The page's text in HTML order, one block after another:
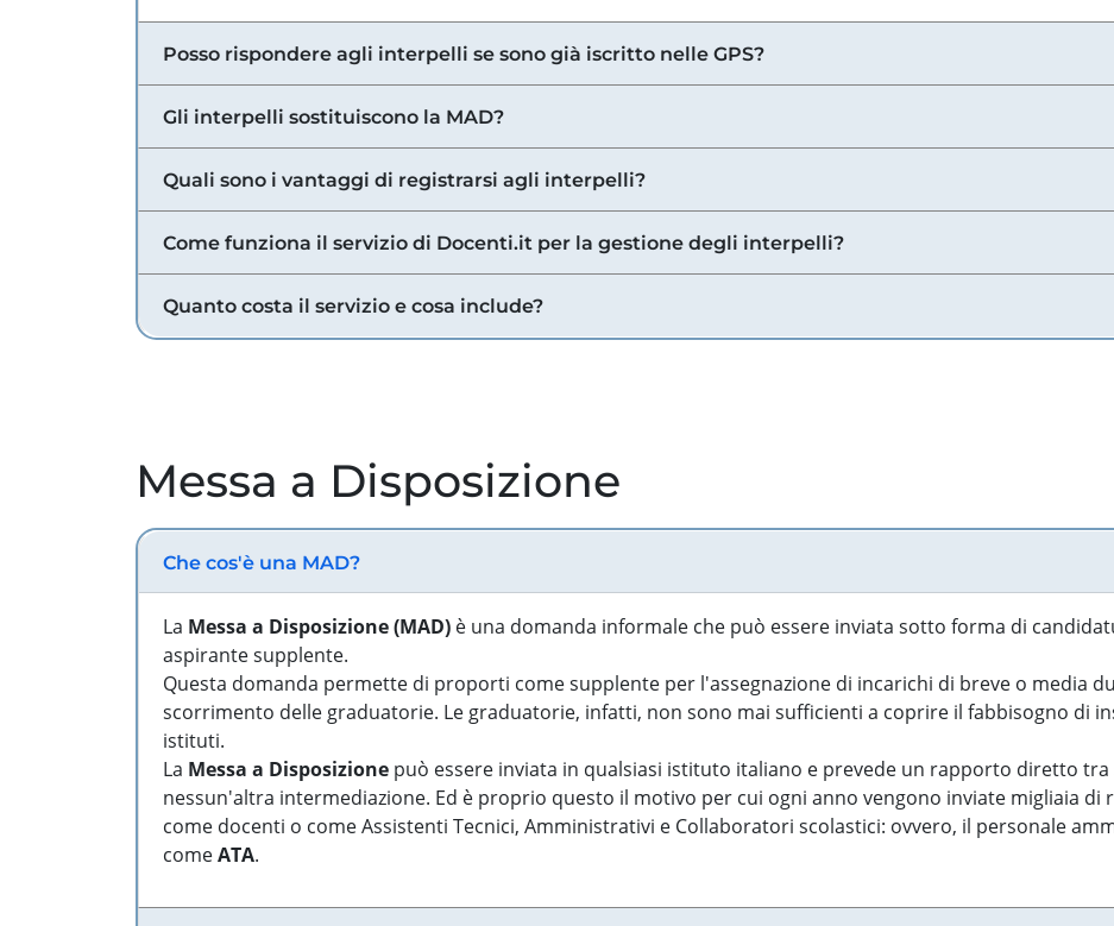
Posso rispondere agli interpelli se sono già iscritto nelle GPS?
Gli interpelli sostituiscono la MAD?
Quali sono i vantaggi di registrarsi agli interpelli?
Come funziona il servizio di Docenti.it per la gestione degli interpelli?
Quanto costa il servizio e cosa include?
Messa a Disposizione
Che cos'è una MAD?
La Messa a Disposizione (MAD) è una domanda informale che può essere inviata sotto forma di
aspirante supplente.
Questa domanda permette di proporti come supplente per l'assegnazione di incarichi di breve o media
scorrimento delle graduatorie. Le graduatorie, infatti, non sono mai sufficienti a coprire il fabbisogno di
istituti.
La Messa a Disposizione può essere inviata in qualsiasi istituto italiano e prevede un rapporto diretto tra
nessun'altra intermediazione. Ed è proprio questo il motivo per cui ogni anno vengono inviate migliaia di
come docenti o come Assistenti Tecnici, Amministrativi e Collaboratori scolastici: ovvero, il personale
comeATA.